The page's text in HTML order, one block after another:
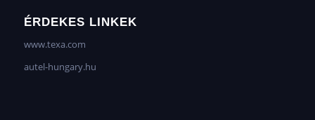
ÉRDEKES LINKEK
www.texa.com
autel-hungary.hu